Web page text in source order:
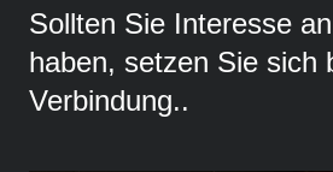
Sollten Sie Interesse
haben, setzen Sie sich
Verbindung..